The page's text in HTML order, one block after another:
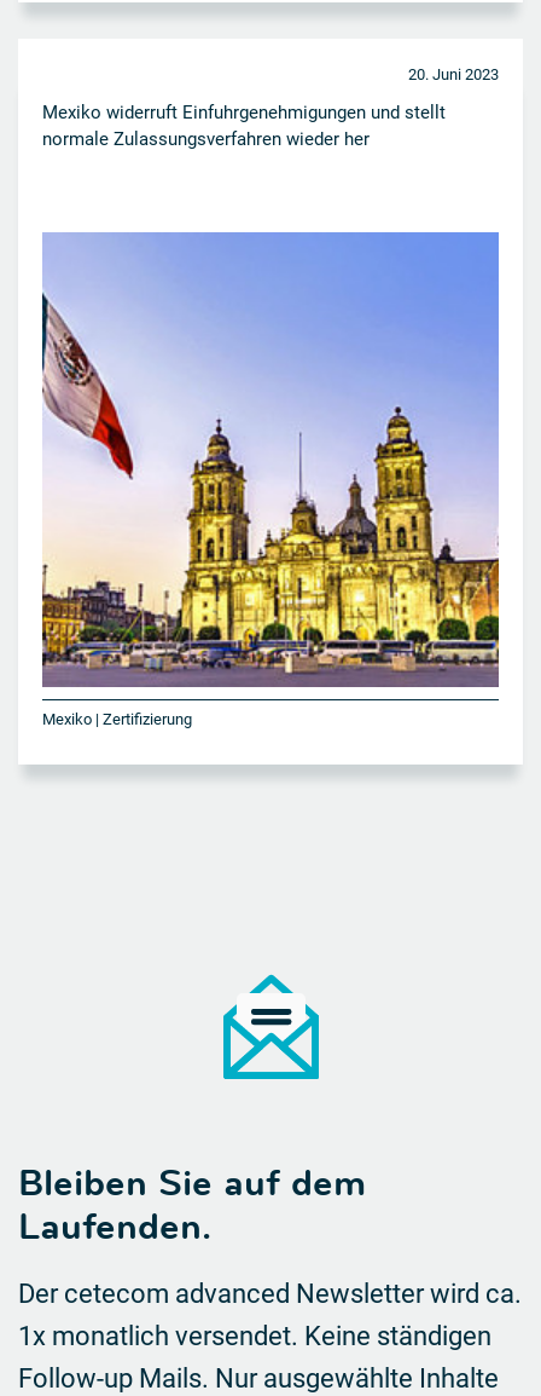
20. Juni 2023
Mexiko widerruft Einfuhrgenehmigungen und stellt
normale Zulassungsverfahren wieder her
Mexiko | Zertifizierung
Bleiben Sie auf dem
Laufenden.
Der cetecom advanced Newsletter wird ca.
1x monatlich versendet. Keine ständigen
Follow-up Mails. Nur ausgewählte Inhalte